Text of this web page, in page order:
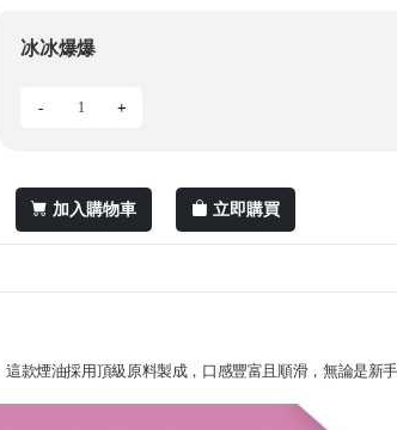
冰冰爆爆
- +
加入購物車 立即購買
款煙油採用頂級原料製成，口感豐富且順滑，無論是新